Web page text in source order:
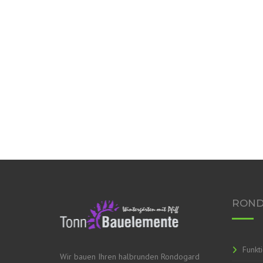
Wir bauen Ihren halbrunden Rondogard